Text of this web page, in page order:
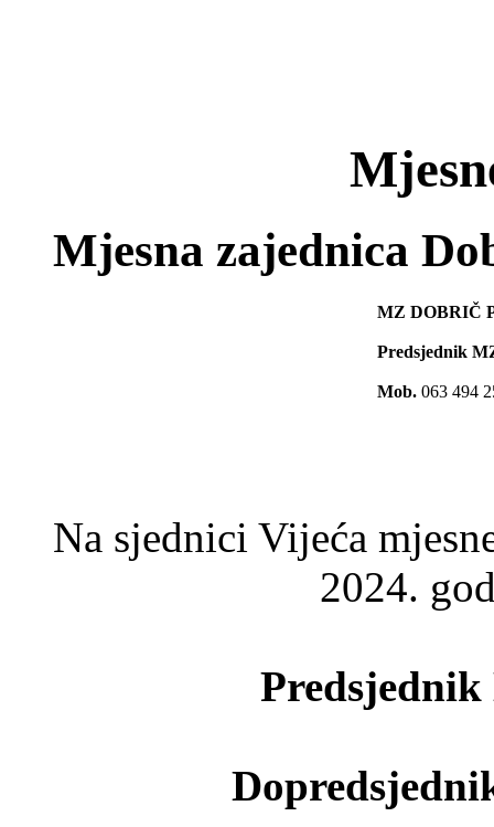
Mjesna zajednica
MZ DOBRIČ
Predsjednik
Mob. 063 494
Na sjednici Vijeća
2024.